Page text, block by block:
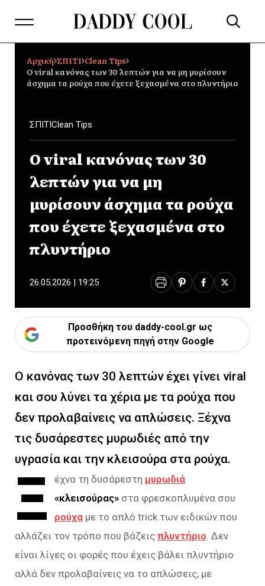
Αρχική ΣΠΙΤΙ Clean Tips
Ο viral κανόνας των 30 λεπτών για να μη μυρίσουν
άσχημα τα ρούχα που έχετε ξεχασμένα στο πλυντήριο
ΣΠΙΤΙClean Tips
Ο viral κανόνας των 30
λεπτών για να μη
μυρίσουν άσχημα τα ρούχα
που έχετε ξεχασμένα στο
πλυντήριο
26.05.2026 | 19:25
Προσθήκη του daddy-cool.gr ως
προτεινόμενη πηγή στην Google
Ο κανόνας των 30 λεπτών έχει γίνει viral
και σου λύνει τα χέρια με τα ρούχα που
δεν προλαβαίνεις να απλώσεις. Ξέχνα
τις δυσάρεστες μυρωδιές από την
υγρασία και την κλεισούρα στα ρούχα.
Ξ έχνα τη δυσάρεστη μυρωδιά
«κλεισούρας» στα φρεσκοπλυμένα σου
ρούχα με το απλό trick των ειδικών που
αλλάζει τον τρόπο που βάζεις πλυντήριο. Δεν
είναι λίγες οι φορές που έχεις βάλει πλυντήριο
αλλά δεν προλαβαίνεις να το απλώσεις, με